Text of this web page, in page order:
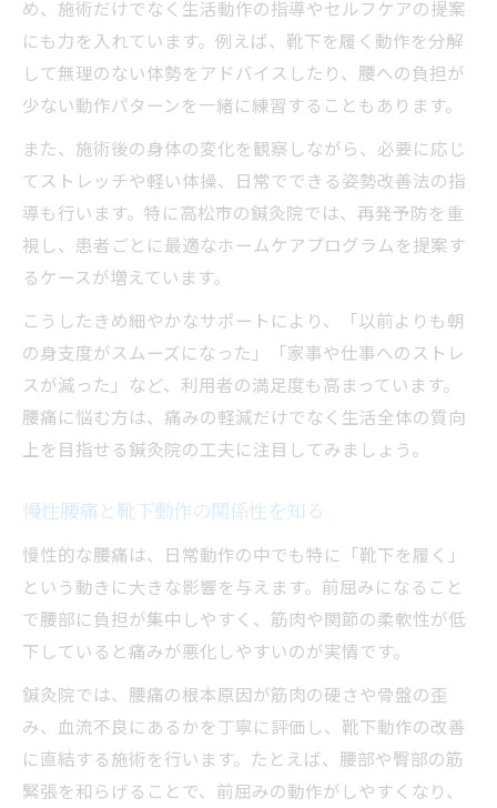
め、施術だけでなく生活動作の指導やセルフケアの提案
にも力を入れています。例えば、靴下を履く動作を分解
して無理のない体勢をアドバイスしたり、腰への負担が
少ない動作パターンを一緒に練習することもあります。
また、施術後の身体の変化を観察しながら、必要に応じ
てストレッチや軽い体操、日常でできる姿勢改善法の指
導も行います。特に高松市の鍼灸院では、再発予防を重
視し、患者ごとに最適なホームケアプログラムを提案す
るケースが増えています。
こうしたきめ細やかなサポートにより、「以前よりも朝
の身支度がスムーズになった」「家事や仕事へのストレ
スが減った」など、利用者の満足度も高まっています。
腰痛に悩む方は、痛みの軽減だけでなく生活全体の質向
上を目指せる鍼灸院の工夫に注目してみましょう。
慢性腰痛と靴下動作の関係性を知る
慢性的な腰痛は、日常動作の中でも特に「靴下を履く」
という動きに大きな影響を与えます。前屈みになること
で腰部に負担が集中しやすく、筋肉や関節の柔軟性が低
下していると痛みが悪化しやすいのが実情です。
鍼灸院では、腰痛の根本原因が筋肉の硬さや骨盤の歪
み、血流不良にあるかを丁寧に評価し、靴下動作の改善
に直結する施術を行います。たとえば、腰部や臀部の筋
緊張を和らげることで、前屈みの動作がしやすくなり、